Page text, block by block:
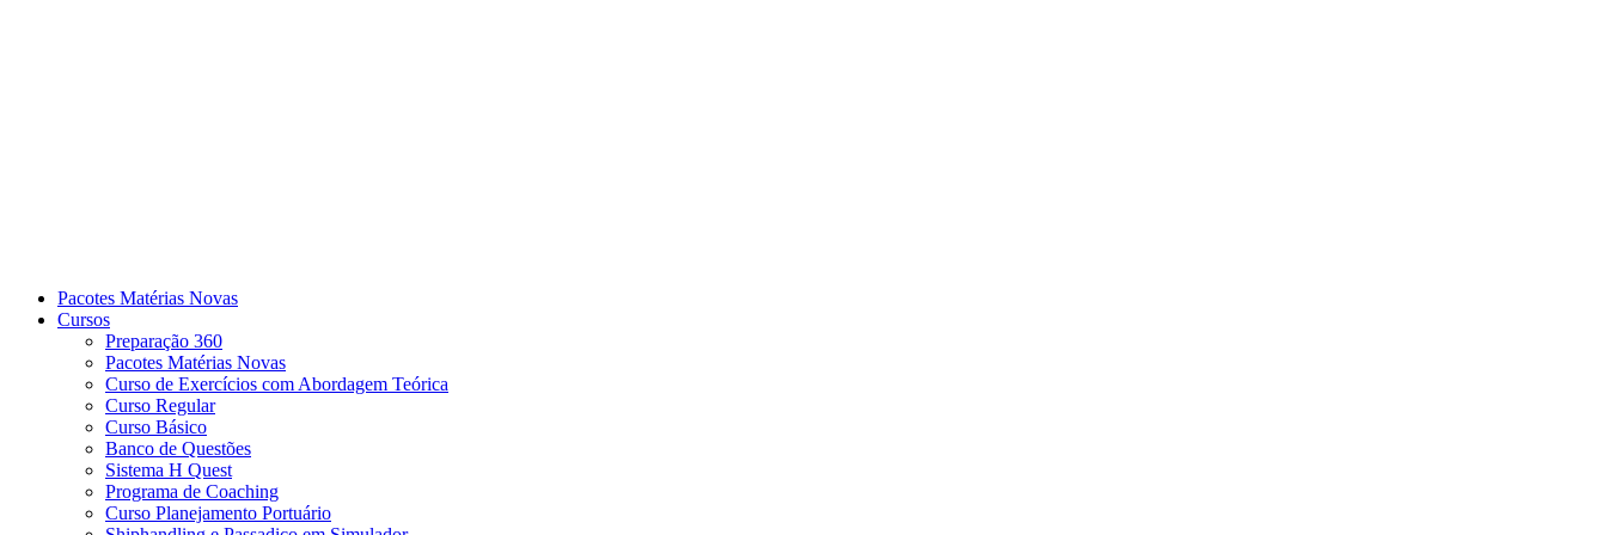
Pacotes Matérias Novas
Cursos
Preparação 360
Pacotes Matérias Novas
Curso de Exercícios com Abordagem Teórica
Curso Regular
Curso Básico
Banco de Questões
Sistema H Quest
Programa de Coaching
Curso Planejamento Portuário